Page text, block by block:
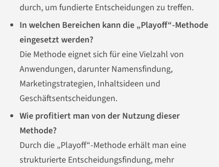
durch, um fundierte Entscheidungen zu treffen.
In welchen Bereichen kann die „Playoff“-Methode
eingesetzt werden?
Die Methode eignet sich für eine Vielzahl von
Anwendungen, darunter Namensfindung,
Marketingstrategien, Inhaltsideen und
Geschäftsentscheidungen.
Wie profitiert man von der Nutzung dieser
Methode?
Durch die „Playoff“-Methode erhält man eine
strukturierte Entscheidungsfindung, mehr